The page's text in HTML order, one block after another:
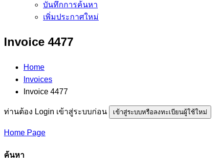
บันทึกการค้นหา
เพิ่มประกาศใหม่
Invoice 4477
Home
Invoices
Invoice 4477
ท่านต้อง Login เข้าสู่ระบบก่อน เข้าสู่ระบบหรือลงทะเบียนผู้ใช้ใหม่
Home Page
ค้นหา